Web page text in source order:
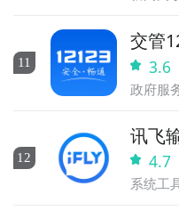
11
交管
3.6
政府服
12
讯飞
4.7
系统工